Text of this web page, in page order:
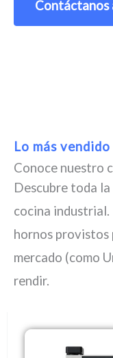
Contáctanos
Lo más vendido
Conoce nuestro
Descubre toda
cocina
hornos provistos
mercado (como
rendir.